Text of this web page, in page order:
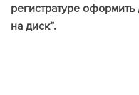
регистратуре
на диск”.